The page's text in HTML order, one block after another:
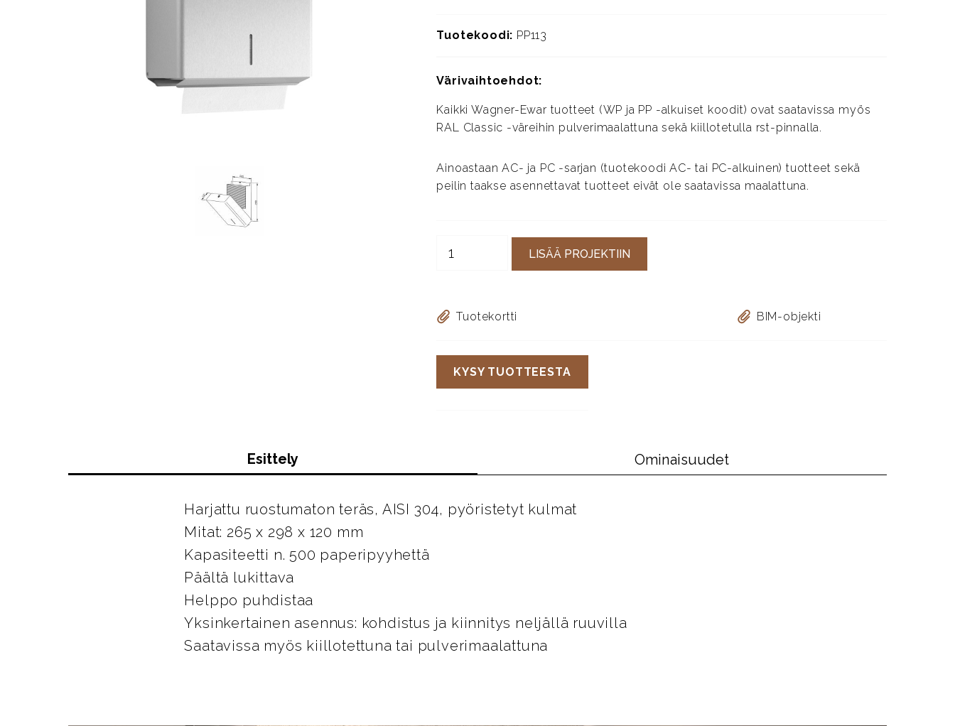
Tuotekoodi: PP113
Värivaihtoehdot:
Kaikki Wagner-Ewar tuotteet (WP ja PP -alkuiset koodit) ovat saatavissa myös
RAL Classic -väreihin pulverimaalattuna sekä kiillotetulla rst-pinnalla.
Ainoastaan AC- ja PC -sarjan (tuotekoodi AC- tai PC-alkuinen) tuotteet sekä
peilin taakse asennettavat tuotteet eivät ole saatavissa maalattuna.
LISÄÄ PROJEKTIIN
Tuotekortti BIM-objekti
KYSY TUOTTEESTA
Esittely Ominaisuudet
Harjattu ruostumaton teräs, AISI 304, pyöristetyt kulmat
Mitat: 265 x 298 x 120 mm
Kapasiteetti n. 500 paperipyyhettä
Päältä lukittava
Helppo puhdistaa
Yksinkertainen asennus: kohdistus ja kiinnitys neljällä ruuvilla
Saatavissa myös kiillotettuna tai pulverimaalattuna